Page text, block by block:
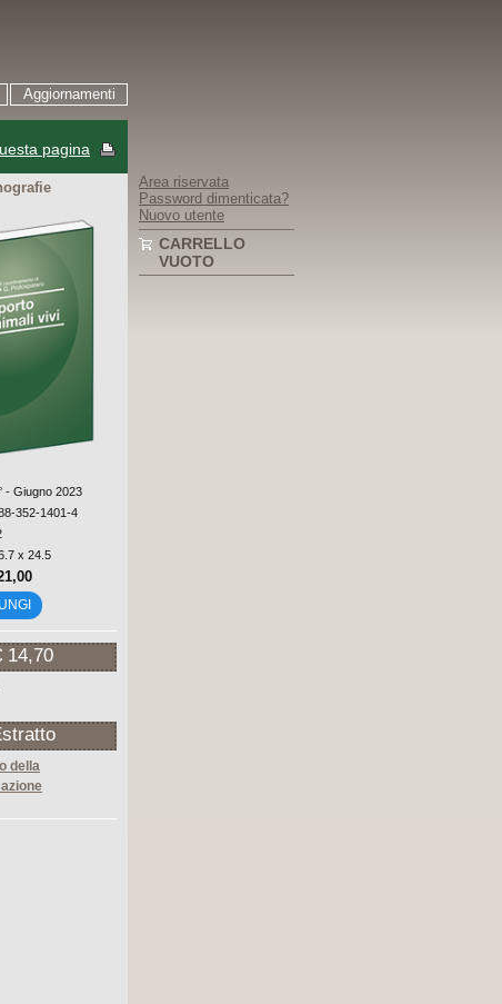
Aggiornamenti
pagina
- Giugno 2023
352-1401-4
x 24.5
14,70
della
Area riservata
Password dimenticata?
Nuovo utente
CARRELLO
VUOTO